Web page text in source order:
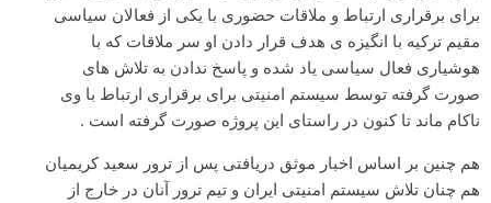
برای برقراری ارتباط و ملاقات حضوری با یکی از فعالان سیاسی
مقیم ترکیه با انگیزه ی هدف قرار دادن او سر ملاقات که با
هوشیاری فعال سیاسی یاد شده و پاسخ ندادن به تلاش های
صورت گرفته توسط سیستم امنیتی برای برقراری ارتباط با وی
ناکام ماند تا کنون در راستای این پروژه صورت گرفته است .
هم چنین بر اساس اخبار موثق دریافتی پس از ترور سعید کریمیان
هم چنان تلاش سیستم امنیتی ایران و تیم ترور آنان در خارج از